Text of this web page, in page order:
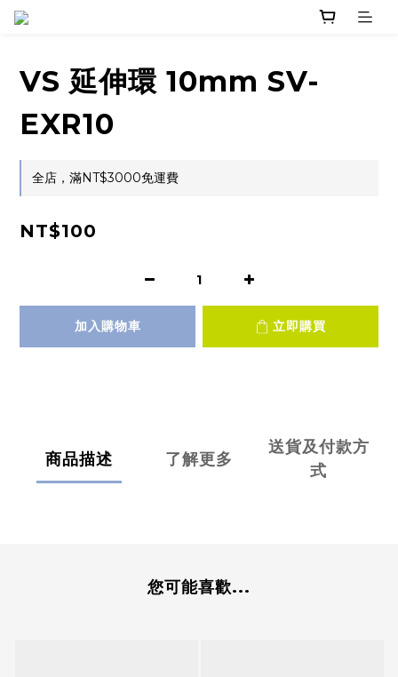
VS 延伸環 10mm SV-
EXR10
全店，滿NT$3000免運費
NT$100
加入購物車 立即購買
商品描述 了解更多
送貨及付款方
式
您可能喜歡...